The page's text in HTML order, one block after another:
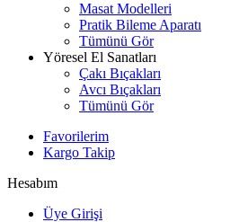
Masat Modelleri
Pratik Bileme Aparatı
Tümünü Gör
Yöresel El Sanatları
Çakı Bıçakları
Avcı Bıçakları
Tümünü Gör
Favorilerim
Kargo Takip
Hesabım
Üye Girişi